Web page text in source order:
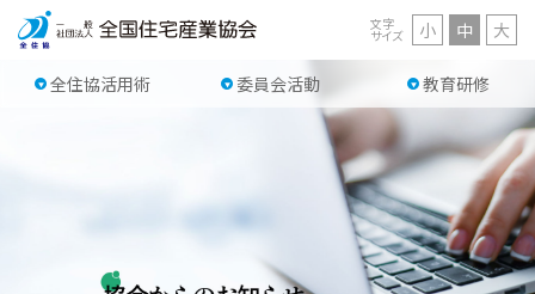
全住協活用術 委員会活動 教育研修
文字
サイズ 小 中 大